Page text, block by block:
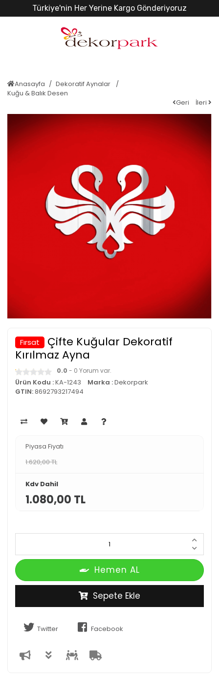
Türkiye'nin Her Yerine Kargo Gönderiyoruz
Anasayfa
Dekoratif Aynalar
Kuğu & Balık Desen
Geri
İleri
Fırsat
Çifte Kuğular Dekoratif
Kırılmaz Ayna
0.0 - 0 Yorum var.
Ürün Kodu :KA-1243 Marka :Dekorpark
GTIN:8692793217494
Piyasa Fiyatı
1.620,00 TL
Kdv Dahil
1.080,00 TL
Hemen AL
Sepete Ekle
Twitter Facebook